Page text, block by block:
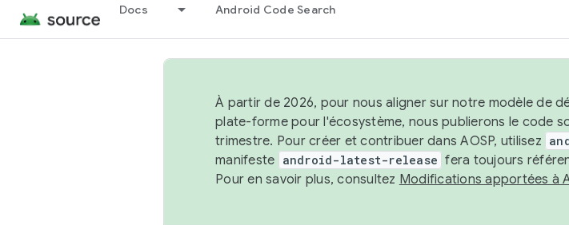
Docs Android Code Search
À partir de 2026, pour nous aligner sur notre modèle de
plate-forme pour l'écosystème, nous publierons le code
trimestre. Pour créer et contribuer dans AOSP, utilisez
manifeste android-latest-release fera toujours
Pour en savoir plus, consultez Modifications apportées à